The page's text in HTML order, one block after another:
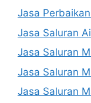
Jasa
Jasa Saluran
Jasa Saluran
Jasa Saluran
Jasa Saluran